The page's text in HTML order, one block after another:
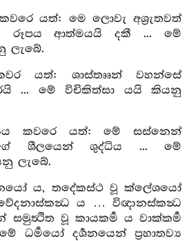
යත්: මෙ ලොවැ අශ්‍රැතවත්
රූපය ආත්මයයි දකී ... මේ
ලැබේ.
යත්: ශාස්තෲන් වහන්සේ
... මේ විචිකිත්සා යයි කියනු
කවරෙ යත්: මේ සස්නෙන්
ශීලයෙන් ශුද්ධිය ... මේ
ලැබේ.
ය, තදේකස්ථ වූ ක්ලේශයෝ
ය … විඥානස්කන්‍ධ
වූ කායකර්‍ම ය වාක්කර්‍ම
ධර්‍මයෝ දර්‍ශනයෙන් ප්‍රහාතව්‍ය